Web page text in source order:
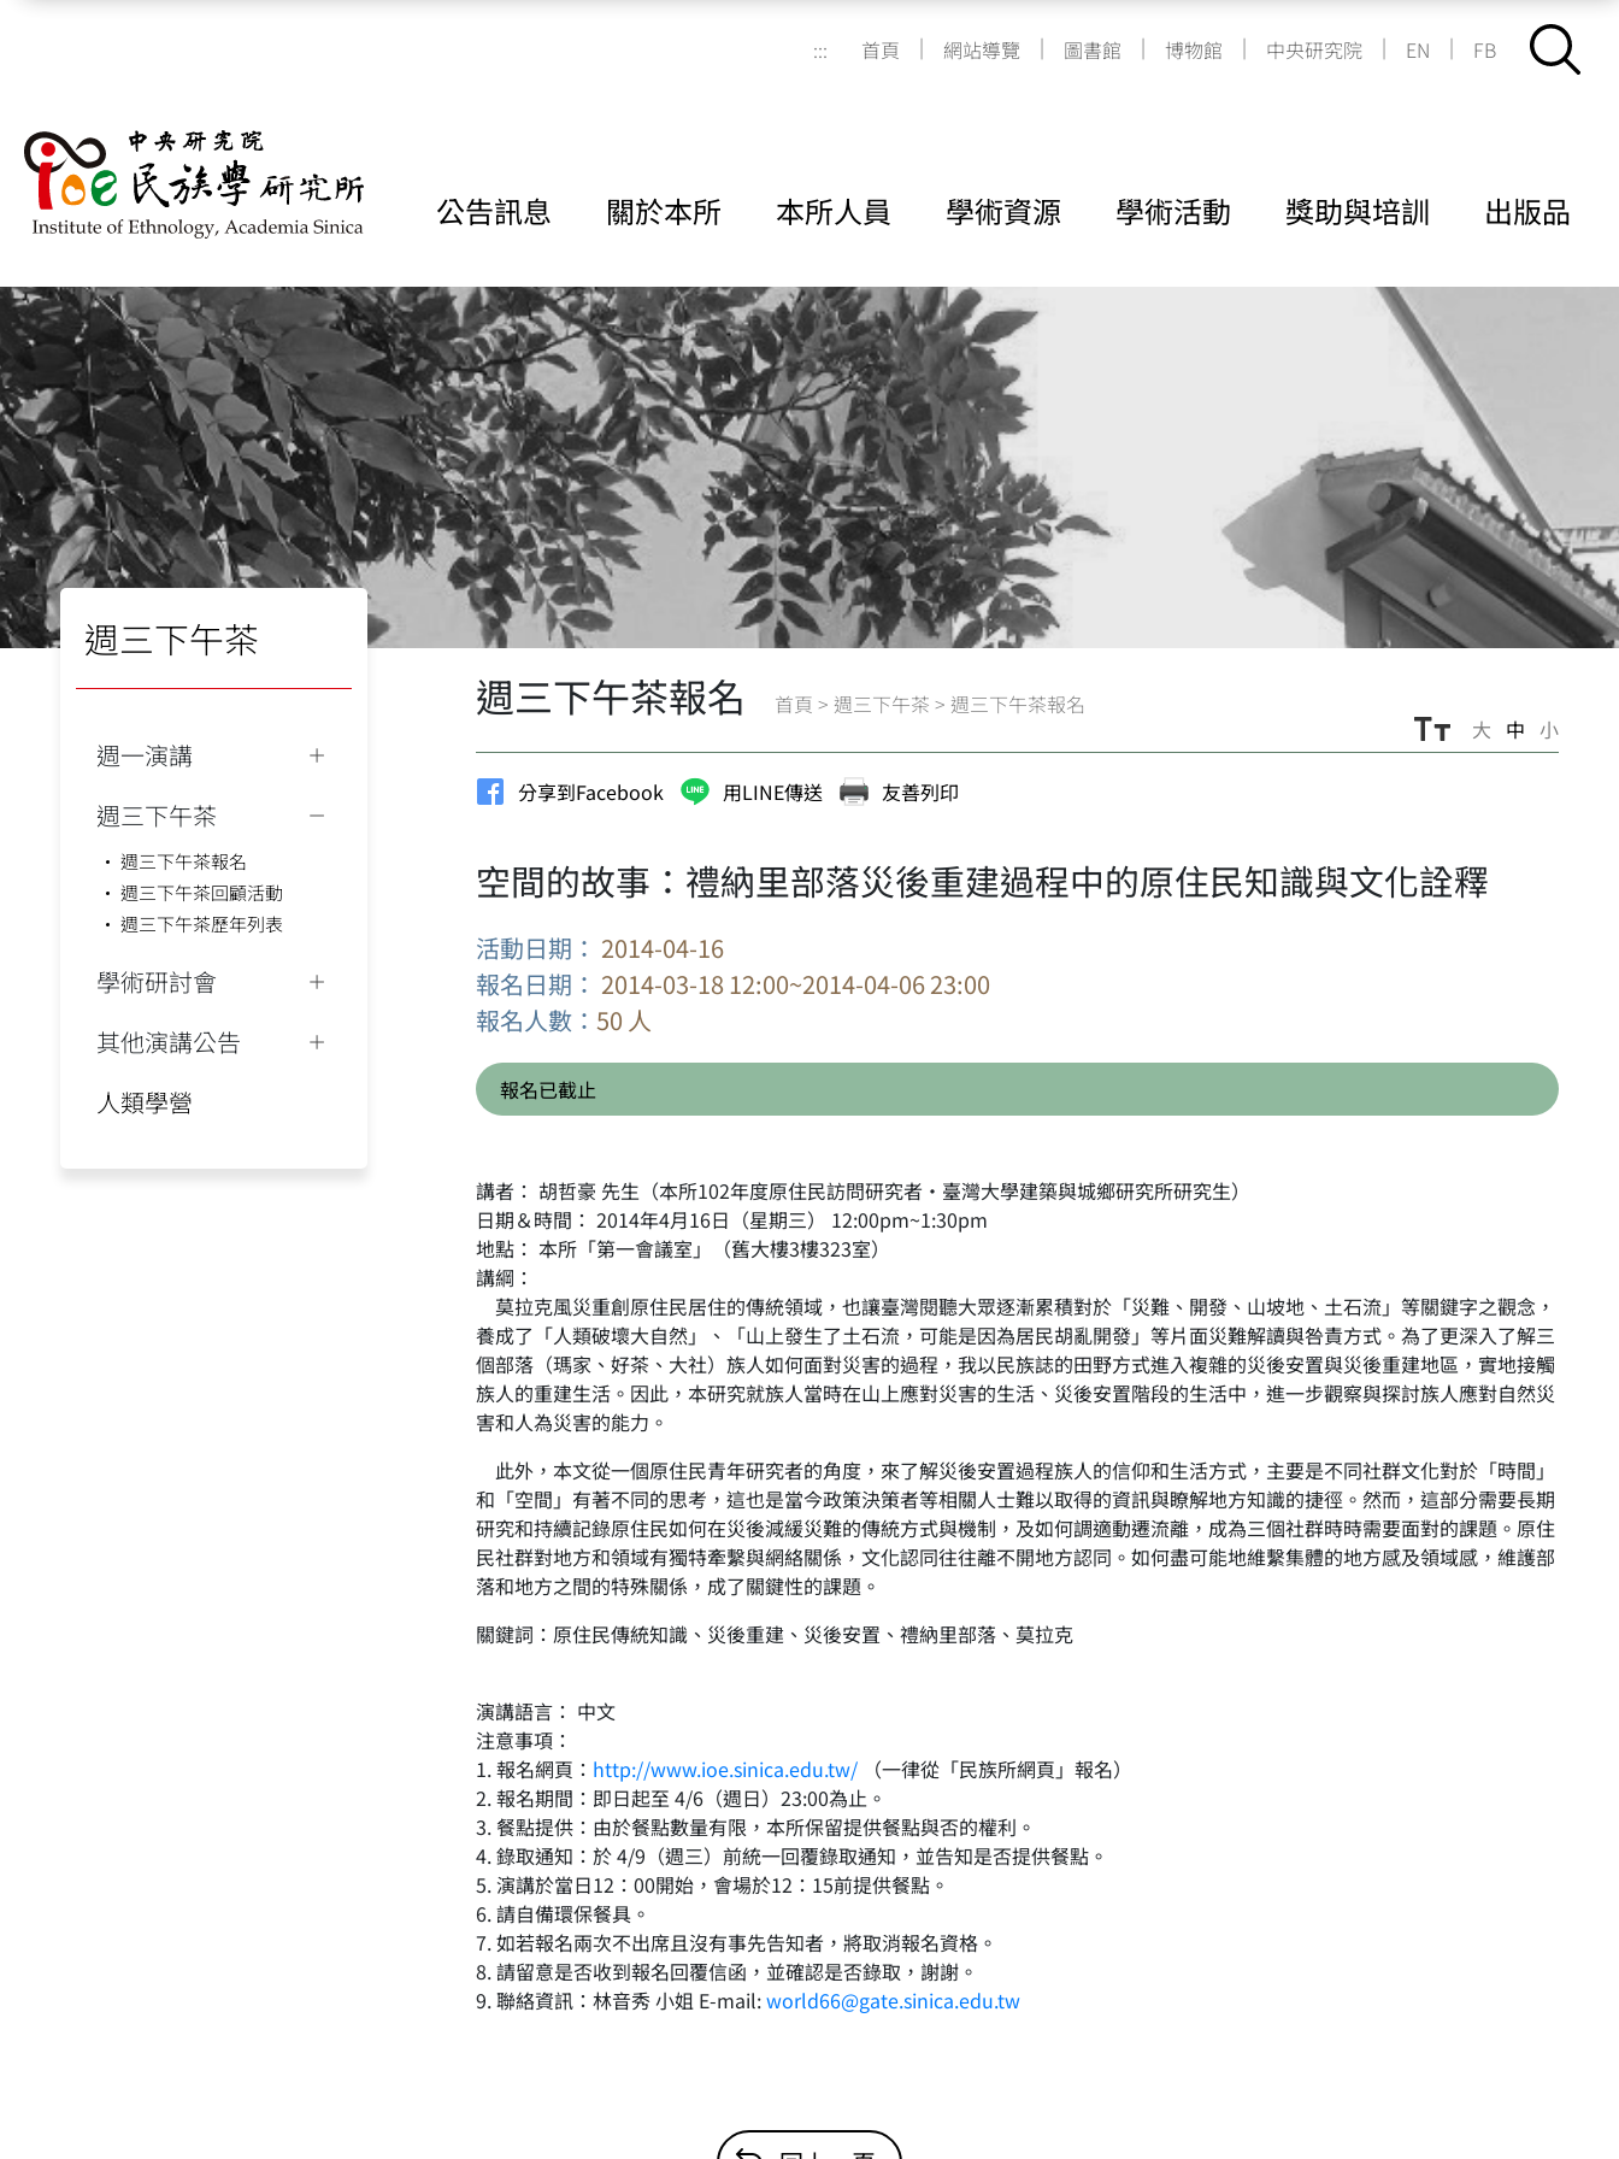
::: 首頁 | 網站導覽 | 圖書館 | 博物館 | 中央研究院 | EN | FB
公告訊息 關於本所 本所人員 學術資源 學術活動 獎助與培訓 出版品
週三下午茶
週一演講
週三下午茶
週三下午茶報名
週三下午茶回顧活動
週三下午茶歷年列表
學術研討會
其他演講公告
人類學營
週三下午茶報名 首頁 > 週三下午茶 > 週三下午茶報名
大 中 小
分享到Facebook 用LINE傳送 友善列印
空間的故事：禮納里部落災後重建過程中的原住民知識與文化詮釋
活動日期： 2014-04-16
報名日期： 2014-03-18 12:00~2014-04-06 23:00
報名人數：50 人
報名已截止
講者： 胡哲豪 先生（本所102年度原住民訪問研究者‧臺灣大學建築與城鄉研究所研究生）
日期＆時間： 2014年4月16日（星期三） 12:00pm~1:30pm
地點： 本所「第一會議室」（舊大樓3樓323室）
講綱：
莫拉克風災重創原住民居住的傳統領域，也讓臺灣閱聽大眾逐漸累積對於「災難、開發、山坡地、土石流」等關鍵字之觀念，
養成了「人類破壞大自然」、「山上發生了土石流，可能是因為居民胡亂開發」等片面災難解讀與咎責方式。為了更深入了解三
個部落（瑪家、好茶、大社）族人如何面對災害的過程，我以民族誌的田野方式進入複雜的災後安置與災後重建地區，實地接觸
族人的重建生活。因此，本研究就族人當時在山上應對災害的生活、災後安置階段的生活中，進一步觀察與探討族人應對自然災
害和人為災害的能力。
此外，本文從一個原住民青年研究者的角度，來了解災後安置過程族人的信仰和生活方式，主要是不同社群文化對於「時間」
和「空間」有著不同的思考，這也是當今政策決策者等相關人士難以取得的資訊與瞭解地方知識的捷徑。然而，這部分需要長期
研究和持續記錄原住民如何在災後減緩災難的傳統方式與機制，及如何調適動遷流離，成為三個社群時時需要面對的課題。原住
民社群對地方和領域有獨特牽繫與網絡關係，文化認同往往離不開地方認同。如何盡可能地維繫集體的地方感及領域感，維護部
落和地方之間的特殊關係，成了關鍵性的課題。
關鍵詞：原住民傳統知識、災後重建、災後安置、禮納里部落、莫拉克
演講語言： 中文
注意事項：
1. 報名網頁： http://www.ioe.sinica.edu.tw/ （一律從「民族所網頁」報名）
2. 報名期間：即日起至 4/6（週日）23:00為止。
3. 餐點提供：由於餐點數量有限，本所保留提供餐點與否的權利。
4. 錄取通知：於 4/9（週三）前統一回覆錄取通知，並告知是否提供餐點。
5. 演講於當日12：00開始，會場於12：15前提供餐點。
6. 請自備環保餐具。
7. 如若報名兩次不出席且沒有事先告知者，將取消報名資格。
8. 請留意是否收到報名回覆信函，並確認是否錄取，謝謝。
9. 聯絡資訊：林音秀 小姐 E-mail:world66@gate.sinica.edu.tw